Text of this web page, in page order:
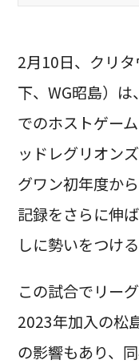
2月10日、クリ
下、WG昭島）
でのホストゲー
ッドレグリオン
グワン初年度か
記録をさらに伸
しに勢いをつけ
この試合でリー
2023年加入の松
の影響もあり、